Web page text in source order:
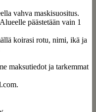
vahva maskisuositus.
päästetään vain 1
koirasi rotu, nimi, ikä ja
maksutiedot ja tarkemmat